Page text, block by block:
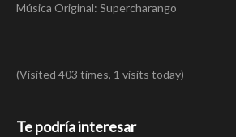
Música Original: Supercharango
(Visited 403 times, 1 visits today)
Te podría interesar